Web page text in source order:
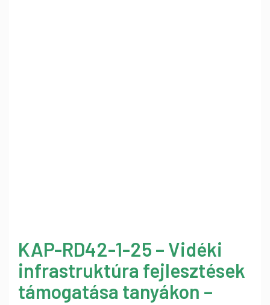
KAP-RD42-1-25 – Vidéki
infrastruktúra fejlesztések
támogatása tanyákon –